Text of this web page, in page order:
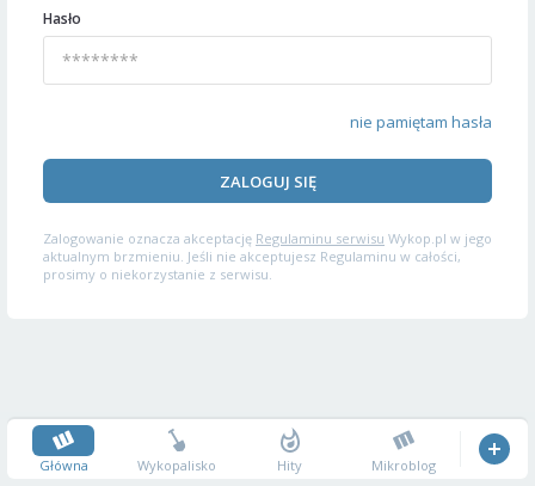
Hasło
nie pamiętam hasła
ZALOGUJ SIĘ
Zalogowanie oznacza akceptację Regulaminu serwisu Wykop.pl w jego
aktualnym brzmieniu. Jeśli nie akceptujesz Regulaminu w całości,
prosimy o niekorzystanie z serwisu.
Główna Wykopalisko Hity Mikroblog